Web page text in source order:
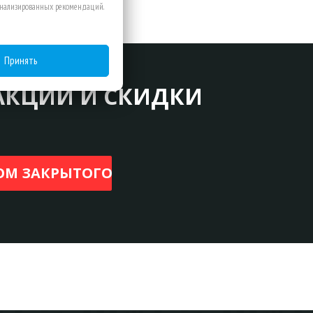
И СКИДКИ
рекомендаций.
Принять